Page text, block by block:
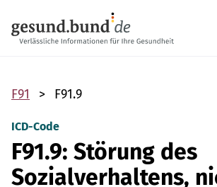
F91 F91.9
ICD-Code
F91.9: Störung des
Sozialverhaltens,